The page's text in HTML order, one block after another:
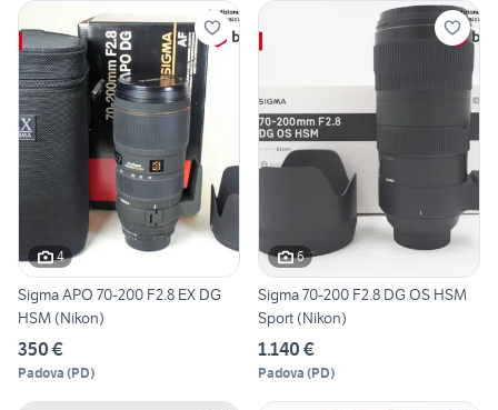
4
Sigma APO 70-200 F2.8 EX DG
HSM (Nikon)
350 €
Padova (PD)
6
Sigma 70-200 F2.8 DG OS HSM
Sport (Nikon)
1.140 €
Padova (PD)